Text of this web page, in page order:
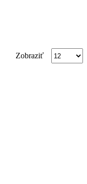
Zobraziť
Products
per